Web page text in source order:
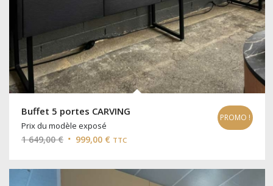
Buffet 5 portes CARVING
Prix du modèle exposé
1 649,00€ Le
initial
999,00 € Le
actuel
TTC
PROMO !